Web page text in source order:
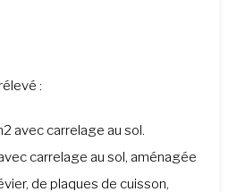
:
avec carrelage au sol.
carrelage au sol, aménagée
de plaques de cuisson,